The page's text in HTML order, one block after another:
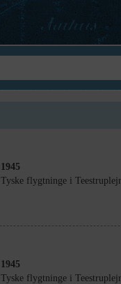
1945
Tyske flygtninge i
1945
Tyske flygtninge i